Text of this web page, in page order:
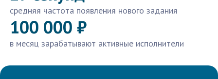
средняя частота появления нового задания
100 000 ₽
в месяц зарабатывают активные исполнители